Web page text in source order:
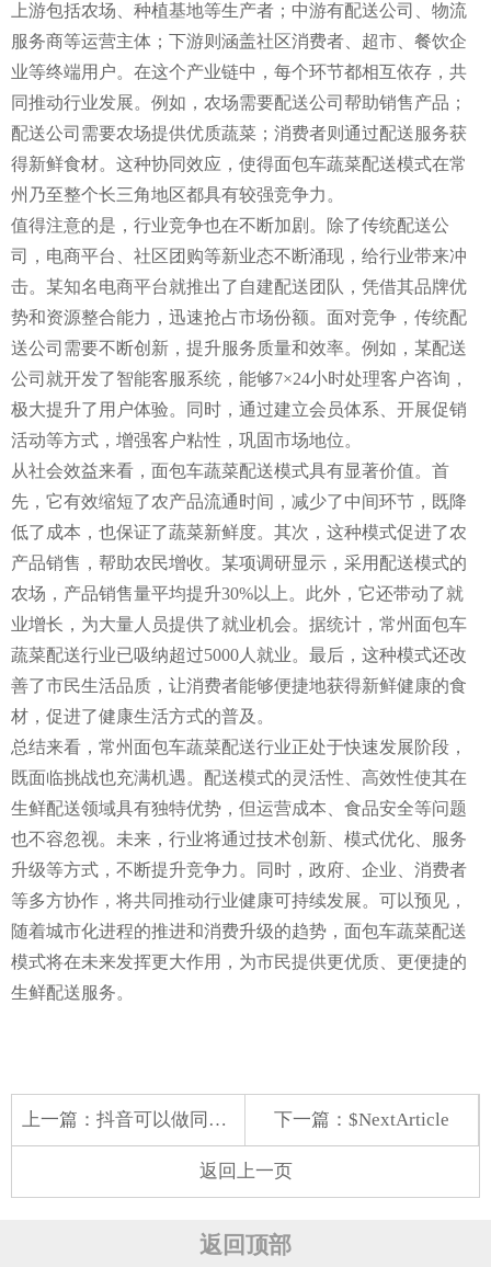
上游包括农场、种植基地等生产者；中游有配送公司、物流
服务商等运营主体；下游则涵盖社区消费者、超市、餐饮企
业等终端用户。在这个产业链中，每个环节都相互依存，共
同推动行业发展。例如，农场需要配送公司帮助销售产品；
配送公司需要农场提供优质蔬菜；消费者则通过配送服务获
得新鲜食材。这种协同效应，使得面包车蔬菜配送模式在常
州乃至整个长三角地区都具有较强竞争力。
值得注意的是，行业竞争也在不断加剧。除了传统配送公
司，电商平台、社区团购等新业态不断涌现，给行业带来冲
击。某知名电商平台就推出了自建配送团队，凭借其品牌优
势和资源整合能力，迅速抢占市场份额。面对竞争，传统配
送公司需要不断创新，提升服务质量和效率。例如，某配送
公司就开发了智能客服系统，能够7×24小时处理客户咨询，
极大提升了用户体验。同时，通过建立会员体系、开展促销
活动等方式，增强客户粘性，巩固市场地位。
从社会效益来看，面包车蔬菜配送模式具有显著价值。首
先，它有效缩短了农产品流通时间，减少了中间环节，既降
低了成本，也保证了蔬菜新鲜度。其次，这种模式促进了农
产品销售，帮助农民增收。某项调研显示，采用配送模式的
农场，产品销售量平均提升30%以上。此外，它还带动了就
业增长，为大量人员提供了就业机会。据统计，常州面包车
蔬菜配送行业已吸纳超过5000人就业。最后，这种模式还改
善了市民生活品质，让消费者能够便捷地获得新鲜健康的食
材，促进了健康生活方式的普及。
总结来看，常州面包车蔬菜配送行业正处于快速发展阶段，
既面临挑战也充满机遇。配送模式的灵活性、高效性使其在
生鲜配送领域具有独特优势，但运营成本、食品安全等问题
也不容忽视。未来，行业将通过技术创新、模式优化、服务
升级等方式，不断提升竞争力。同时，政府、企业、消费者
等多方协作，将共同推动行业健康可持续发展。可以预见，
随着城市化进程的推进和消费升级的趋势，面包车蔬菜配送
模式将在未来发挥更大作用，为市民提供更优质、更便捷的
生鲜配送服务。
上一篇： 抖音可以做同城蔬菜配送 下一篇：$NextArticle
返回上一页
返回顶部